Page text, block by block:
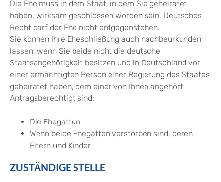
Die Ehe muss in dem Staat, in dem Sie geheiratet
haben, wirksam geschlossen worden sein. Deutsches
Recht darf der Ehe nicht entgegenstehen.
Sie können Ihre Eheschließung auch nachbeurkunden
lassen, wenn Sie beide nicht die deutsche
Staatsangehörigkeit besitzen und in Deutschland vor
einer ermächtigten Person einer Regierung des Staates
geheiratet haben, dem einer von Ihnen angehört.
Antragsberechtigt sind:
Die Ehegatten
Wenn beide Ehegatten verstorben sind, deren
Eltern und Kinder
ZUSTÄNDIGE STELLE